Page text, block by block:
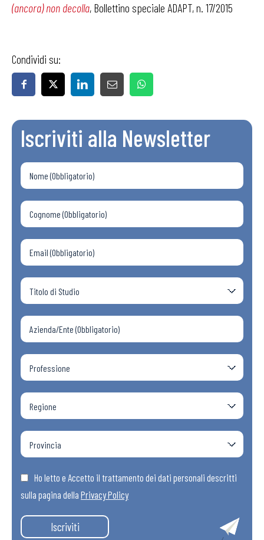
(ancora) non decolla, Bollettino speciale ADAPT, n. 17/2015
Condividi su:
Iscriviti alla Newsletter
Ho letto e Accetto il trattamento dei dati personali descritti
sulla pagina della Privacy Policy
Iscriviti